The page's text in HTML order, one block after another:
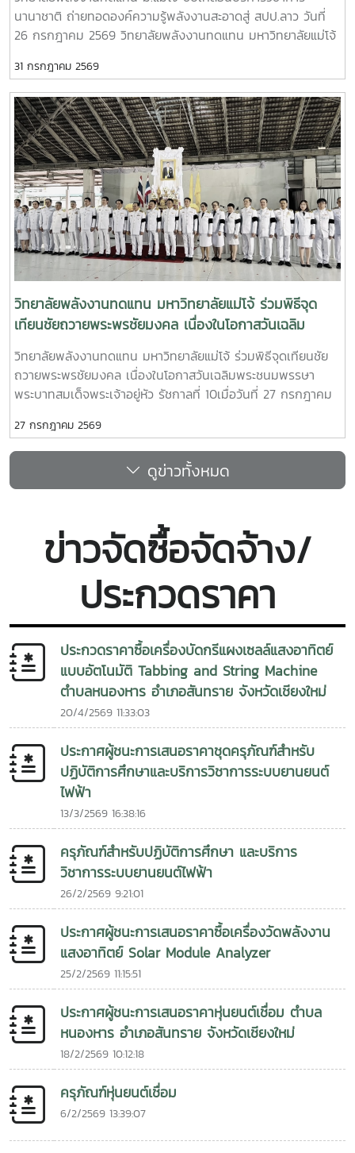
อรรถเวชกุล เป็นวิทยากร ถ่ายทอดความรู้เกี่ยวกับการประยุกต์ใช้
พลังงานทดแทนเพื่อการพัฒนาชุมชนและการรับมือกับการ
เปลี่ยนแปลงสภาพภูมิอากาศ พร้อมกิจกรรมฝึกปฏิบัติจริง เพื่อ
เสริมสร้างทักษะและความมั่นใจในการนำองค์ความรู้ไปใช้ประโยชน์
หัวข้อสำคัญในการอบรม ประกอบด้วย- การติดตั้งระบบสูบน้ำ
พลังงานแสงอาทิตย์อย่างถูกต้อง- หลักการทำงาน การใช้งาน
และการบำรุงรักษาระบบ - การประยุกต์ใช้พลังงานทดแทนเพื่อ
การพัฒนาชุมชนและการปรับตัวต่อการเปลี่ยนแปลงสภาพภูมิ
อากาศ การฝึกปฏิบัติจริง เพื่อเสริมสร้างทักษะในการใช้งานระบบ
ภายหลังการอบรม ได้มีพิธีลงนาม บันทึกข้อตกลงความร่วมมือ
(Memorandum of Understanding : MOU) ระหว่างหน่วยงาน
จากประเทศไทยและสาธารณรัฐประชาธิปไตยประชาชนลาว เพื่อ
สร้างเครือข่ายความร่วมมือด้านวิชาการ การวิจัยและนวัตกรรม
การพัฒนาหลักสูตร การฝึกอบรม การพัฒนาบุคลากร และการ
ส่งเสริมโรงเรียนต้นแบบด้านสิ่งแวดล้อมและพลังงานสะอาดใน
พื้นที่แขวงหลวงพระบางความร่วมมือครั้งนี้นับเป็นอีกก้าวสำคัญ
ของการเชื่อมโยงเครือข่ายระหว่างประเทศไทยและ สปป.ลาว ใน
พลังงานสะอาด เพื่อยกระดับคุณภาพชีวิตของประชาชน พร้อม
ร่วมสร้างสังคมที่เป็นมิตรต่อสิ่งแวดล้อม และก้าวสู่การพัฒนาที่
ยั่งยืนร่วมกันในอนาคต
นานาชาติ ถ่ายทอดองค์ความรู้พลังงานสะอาดสู่ สปป.ลาว วันที่
26 กรกฎาคม 2569 วิทยาลัยพลังงานทดแทน มหาวิทยาลัยแม่โจ้
บัณฑิตศึกษา ลงพื้นที่ โรงเรียนประถมสมบูรณ์พูเหล็กเจริญ
แขวงหลวงพระบาง สาธารณรัฐประชาธิปไตยประชาชนลาว เพื่อ
ดำเนิน โครงการบริการวิชาการนานาชาติ ภายใต้หัวข้อ “การใช้
พลังงานทดแทนเพื่อการปรับตัวต่อการเปลี่ยนแปลงสภาพภูมิ
อากาศ” การดำเนินงานครั้งนี้มุ่งถ่ายทอดองค์ความรู้ควบคู่กับ
การลงมือปฏิบัติจริง โดยคณะวิทยากรได้ร่วมทำงานกับครู
บุคลากร และชุมชนในพื้นที่ เพื่อพัฒนาระบบพลังงานสะอาดให้
สามารถนำไปใช้งานได้อย่างมีประสิทธิภาพและเกิดความยั่งยืน
กิจกรรมสำคัญประกอบด้วย - ติดตั้งระบบสูบน้ำพลังงานแสง
อาทิตย์สำหรับใช้งานภายในโรงเรียน - ถ่ายทอดความรู้เกี่ยวกับ
หลักการออกแบบ การทำงาน และองค์ประกอบของระบบสูบน้ำ
พลังงานแสงอาทิตย์ - ฝึกปฏิบัติการติดตั้ง การใช้งาน และการ
บำรุงรักษาระบบร่วมกับครูและผู้เข้าร่วมกิจกรรม - สร้างการมี
ส่วนร่วมระหว่างสถาบันการศึกษา หน่วยงานภาครัฐ และชุมชน
หมายในการส่งเสริมการใช้พลังงานทดแทน เพิ่มการเข้าถึง
พลังงานสะอาด ลดผลกระทบจากการเปลี่ยนแปลงสภาพภูมิ
อากาศ และยกระดับคุณภาพชีวิตของชุมชน พร้อมสร้างต้นแบบ
ดำเนินกิจกรรมในครั้งนี้สะท้อนถึงความมุ่งมั่นของวิทยาลัย
พลังงานทดแทน มหาวิทยาลัยแม่โจ้ ในการนำองค์ความรู้
เทคโนโลยี และนวัตกรรมด้านพลังงานทดแทนไปสร้างประโยชน์แก่
สังคม พร้อมส่งเสริมความร่วมมือทางวิชาการระหว่างประเทศไทย
ภูมิภาคพลังงานสะอาด สร้างโอกาส พัฒนาคุณภาพชีวิต และ
เชื่อมโยงความร่วมมือสู่อนาคตที่ยั่งยืน ไม่เอาอิโมจิ
31 กรกฎาคม 2569
วิทยาลัยพลังงานทดแทน มหาวิทยาลัยแม่โจ้ ร่วมพิธีจุด
เทียนชัยถวายพระพรชัยมงคล เนื่องในโอกาสวันเฉลิม
พระชนมพรรษา พระบาทสมเด็จพระเจ้าอยู่หัว รัชกาลที่ 10
วิทยาลัยพลังงานทดแทน มหาวิทยาลัยแม่โจ้ ร่วมพิธีจุดเทียนชัย
ถวายพระพรชัยมงคล เนื่องในโอกาสวันเฉลิมพระชนมพรรษา
พระบาทสมเด็จพระเจ้าอยู่หัว รัชกาลที่ 10เมื่อวันที่ 27 กรกฎาคม
ศาสตราจารย์.ดร.ธเนศ ชัยชนะ รองคณบดีฝ่ายวิชาการและพัฒนา
นักศึกษา พร้อมด้วยบุคลากรวิทยาลัยพลังงานทดแทน เป็น
ตัวแทนเข้าร่วมพิธี จุดเทียนชัยถวายพระพรชัยมงคล เนื่องใน
โอกาสวันเฉลิมพระชนมพรรษา พระบาทสมเด็จพระวชิรเกล้าเจ้าอยู่
ความจงรักภักดี และสำนึกในพระมหากรุณาธิคุณอันหาที่สุด
มิได้ ภายในพิธี ผู้เข้าร่วมได้ร่วมกันถวายราชสดุดี กล่าวถวาย
พระพรชัยมงคล และจุดเทียนชัยถวายพระพร ท่ามกลาง
บรรยากาศที่เปี่ยมด้วยความสง่างาม ความสามัคคี และความภาค
ภูมิใจของพสกนิกรชาวไทยทุกหมู่เหล่า การเข้าร่วมกิจกรรมในครั้ง
นี้ สะท้อนถึงความมุ่งมั่นของวิทยาลัยพลังงานทดแทนในการส่ง
เสริมคุณธรรม จริยธรรม และการมีส่วนร่วมในกิจกรรมสำคัญ
ของชาติ พร้อมทั้งร่วมสืบสานและเทิดทูนสถาบันพระมหากษัตริย์
ซึ่งเป็นศูนย์รวมจิตใจของปวงชนชาวไทย
27 กรกฎาคม 2569
ดูข่าวทั้งหมด
ข่าวจัดซื้อจัดจ้าง/
ประกวดราคา
ประกวดราคาซื้อเครื่องบัดกรีแผงเซลล์แสงอาทิตย์
แบบอัตโนมัติ Tabbing and String Machine
ตำบลหนองหาร อำเภอสันทราย จังหวัดเชียงใหม่
20/4/2569 11:33:03
ประกาศผู้ชนะการเสนอราคาชุดครุภัณฑ์สำหรับ
ปฏิบัติการศึกษาและบริการวิชาการระบบยานยนต์
ไฟฟ้า
13/3/2569 16:38:16
ครุภัณฑ์สำหรับปฏิบัติการศึกษา และบริการ
วิชาการระบบยานยนต์ไฟฟ้า
26/2/2569 9:21:01
ประกาศผู้ชนะการเสนอราคาซื้อเครื่องวัดพลังงาน
แสงอาทิตย์ Solar Module Analyzer
25/2/2569 11:15:51
ประกาศผู้ชนะการเสนอราคาหุ่นยนต์เชื่อม ตำบล
หนองหาร อำเภอสันทราย จังหวัดเชียงใหม่
18/2/2569 10:12:18
ครุภัณฑ์หุ่นยนต์เชื่อม
6/2/2569 13:39:07